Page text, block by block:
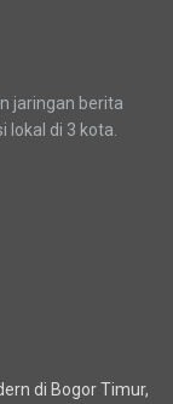
jaringan berita
di 3 kota.
di Bogor Timur,